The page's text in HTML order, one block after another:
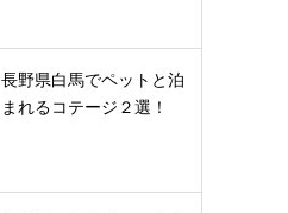
長野県白馬でペットと泊
まれるコテージ２選！